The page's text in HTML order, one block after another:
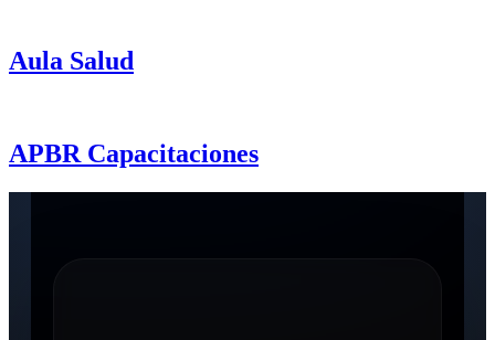
Aula Salud
APBR Capacitaciones